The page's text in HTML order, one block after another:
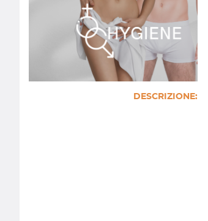
DESCRIZIONE: